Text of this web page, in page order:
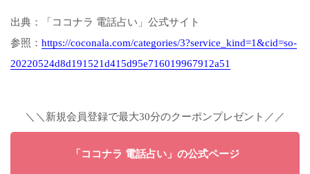
出典：「ココナラ 電話占い」公式サイト
参照： https://coconala.com/categories/3?service_kind=1&cid=so-
20220524d8d191521d415d95e716019967912a51
＼＼新規会員登録で最大30分のクーポンプレゼント／／
「ココナラ 電話占い」の公式ページ